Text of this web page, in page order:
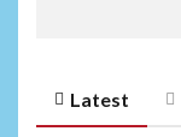
Latest